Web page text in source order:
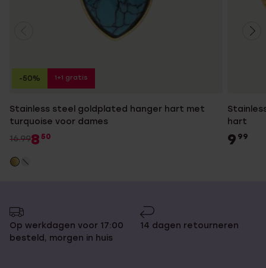
Stainless steel goldplated hanger hart met
turquoise voor dames
16.998 50
-50% 1+1 gratis
hart
9 99
Op werkdagen voor 17:00
besteld, morgen in huis
14 dagen retourneren